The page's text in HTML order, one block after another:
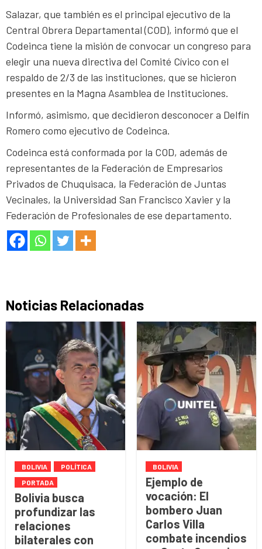
Salazar, que también es el principal ejecutivo de la
Central Obrera Departamental (COD), informó que el
Codeinca tiene la misión de convocar un congreso para
elegir una nueva directiva del Comité Cívico con el
respaldo de 2/3 de las instituciones, que se hicieron
presentes en la Magna Asamblea de Instituciones.
Informó, asimismo, que decidieron desconocer a Delfín
Romero como ejecutivo de Codeinca.
Codeinca está conformada por la COD, además de
representantes de la Federación de Empresarios
Privados de Chuquisaca, la Federación de Juntas
Vecinales, la Universidad San Francisco Xavier y la
Federación de Profesionales de ese departamento.
Noticias Relacionadas
BOLIVIA
POLÍTICA
PORTADA
Bolivia busca
profundizar las
relaciones
bilaterales con
BOLIVIA
Ejemplo de
vocación: El
bombero Juan
Carlos Villa
combate incendios